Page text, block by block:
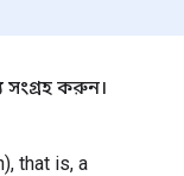
করুন।
that is, a